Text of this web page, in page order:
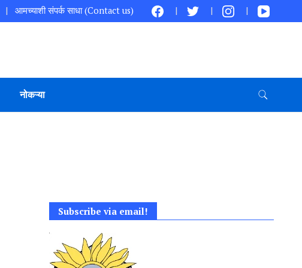
आमच्याशी संपर्क साधा (Contact us)
नोकऱ्या
Subscribe via email!